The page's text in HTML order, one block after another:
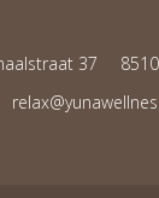
37